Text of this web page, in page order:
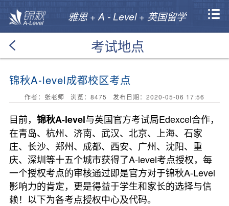
雅思 + A - Level + 英国留学
考试地点
锦秋A-level成都校区考点
作者：张老师 浏览： 8475 发布日期：2020-05-06 17:56
目前， 锦秋A-level与英国官方考试局Edexcel合作，
在青岛、杭州、济南、武汉、北京、上海、石家
庄、长沙、郑州、成都、西安、广州、沈阳、重
庆、深圳等十五个城市获得了A-level考点授权，每
一个授权考点的审核通过即是官方对于锦秋A-Level
影响力的肯定，更是得益于学生和家长的选择与信
赖！以下为各考点授权中心及代码。